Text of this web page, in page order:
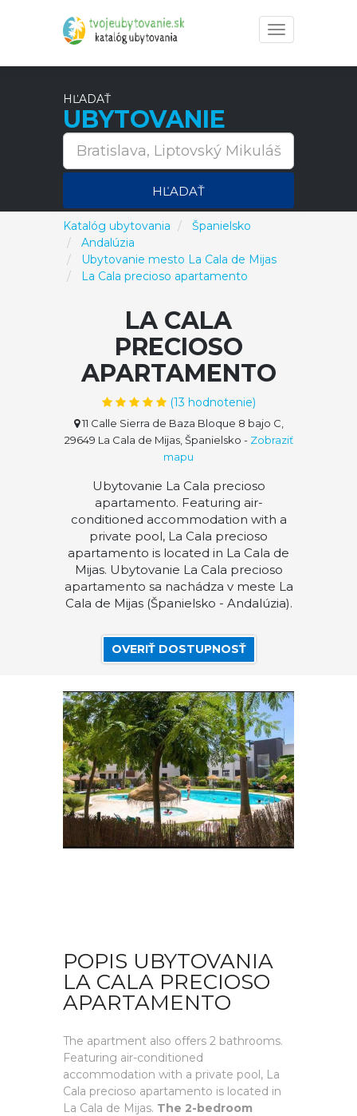
Toggle
navigation
HĽADAŤ
UBYTOVANIE
HĽADAŤ
Katalóg ubytovania
Španielsko
Andalúzia
Ubytovanie mesto La Cala de Mijas
La Cala precioso apartamento
LA CALA
PRECIOSO
APARTAMENTO
(13 hodnotenie)
11 Calle Sierra de Baza Bloque 8 bajo C,
29649 La Cala de Mijas, Španielsko - Zobraziť
mapu
Ubytovanie La Cala precioso
apartamento. Featuring air-
conditioned accommodation with a
private pool, La Cala precioso
apartamento is located in La Cala de
Mijas. Ubytovanie La Cala precioso
apartamento sa nachádza v meste La
Cala de Mijas (Španielsko - Andalúzia).
OVERIŤ DOSTUPNOSŤ
POPIS UBYTOVANIA
LA CALA PRECIOSO
APARTAMENTO
The apartment also offers 2 bathrooms.
Featuring air-conditioned
accommodation with a private pool, La
Cala precioso apartamento is located in
La Cala de Mijas. The 2-bedroom